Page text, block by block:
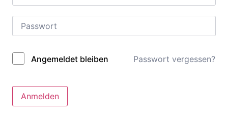
Alternative:
Angemeldet bleiben Passwort vergessen?
Anmelden